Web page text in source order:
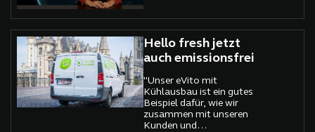
Hello fresh jetzt
auch emissionsfrei
"Unser eVito mit
Kühlausbau ist ein gutes
Beispiel dafür, wie wir
zusammen mit unseren
Kunden und